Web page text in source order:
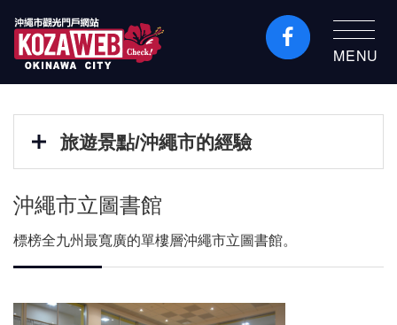
沖繩市旅遊門戶網站
MENU
旅遊景點/沖繩市的經驗
沖繩市立圖書館
標榜全九州最寬廣的單樓層沖繩市立圖書館。